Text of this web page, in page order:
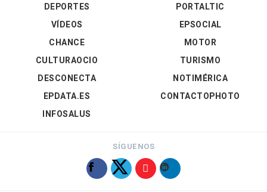
DEPORTES
VÍDEOS
PORTALTIC
EPSOCIAL
CHANCE
CULTURAOCIO
DESCONECTA
EPDATA.ES
INFOSALUS
MOTOR
TURISMO
NOTIMÉRICA
CONTACTOPHOTO
SÍGUENOS